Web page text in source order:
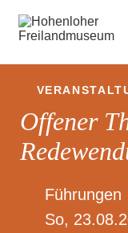
Besuch
Fragen
Offener
Führungen
So,